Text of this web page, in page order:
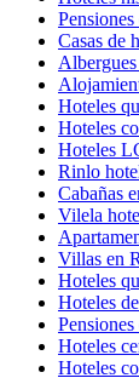
Casas de
Hoteles
Hoteles
Hoteles
Rinlo
Cabañas
Vilela
Villas en
Hoteles
Hoteles
Hoteles
Hoteles